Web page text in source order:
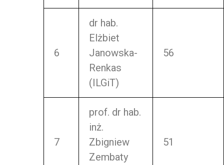
6
dr hab.
Elżbiet
Janowska-
Renkas
(ILGiT)
56
7
prof. dr hab.
inż.
Zbigniew
Zembaty
51